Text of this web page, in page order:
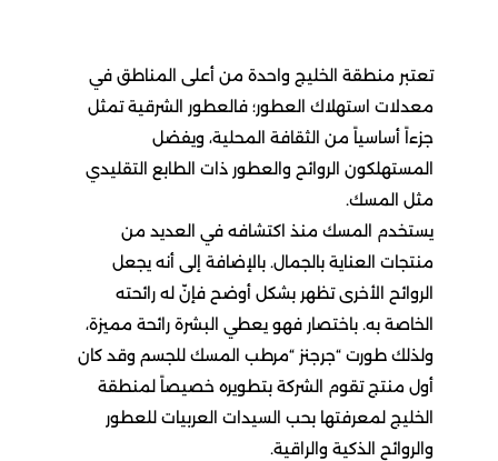
تعتبر منطقة الخليج واحدة من أعلى المناطق في
معدلات استهلاك العطور؛ فالعطور الشرقية تمثل
جزءاً أساسياً من الثقافة المحلية، ويفضل
المستهلكون الروائح والعطور ذات الطابع التقليدي
مثل المسك.
يستخدم المسك منذ اكتشافه في العديد من
منتجات العناية بالجمال. بالإضافة إلى أنه يجعل
الروائح الأخرى تظهر بشكل أوضح فإنّ له رائحته
الخاصة به. باختصار فهو يعطي البشرة رائحة مميزة،
ولذلك طورت “جرجنز “مرطب المسك للجسم وقد كان
أول منتج تقوم الشركة بتطويره خصيصاً لمنطقة
الخليج لمعرفتها بحب السيدات العربيات للعطور
والروائح الذكية والراقية.